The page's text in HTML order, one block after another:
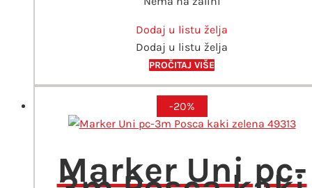
Dodaj u listu želja
Dodaj u listu želja
PROČITAJ VIŠE
-20%
Marker Uni pc-